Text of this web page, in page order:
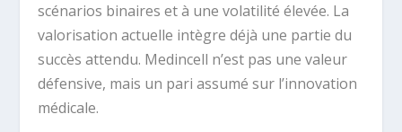
scénarios binaires et à une volatilité élevée. La
valorisation actuelle intègre déjà une partie du
succès attendu. Medincell n’est pas une valeur
défensive, mais un pari assumé sur l’innovation
médicale.